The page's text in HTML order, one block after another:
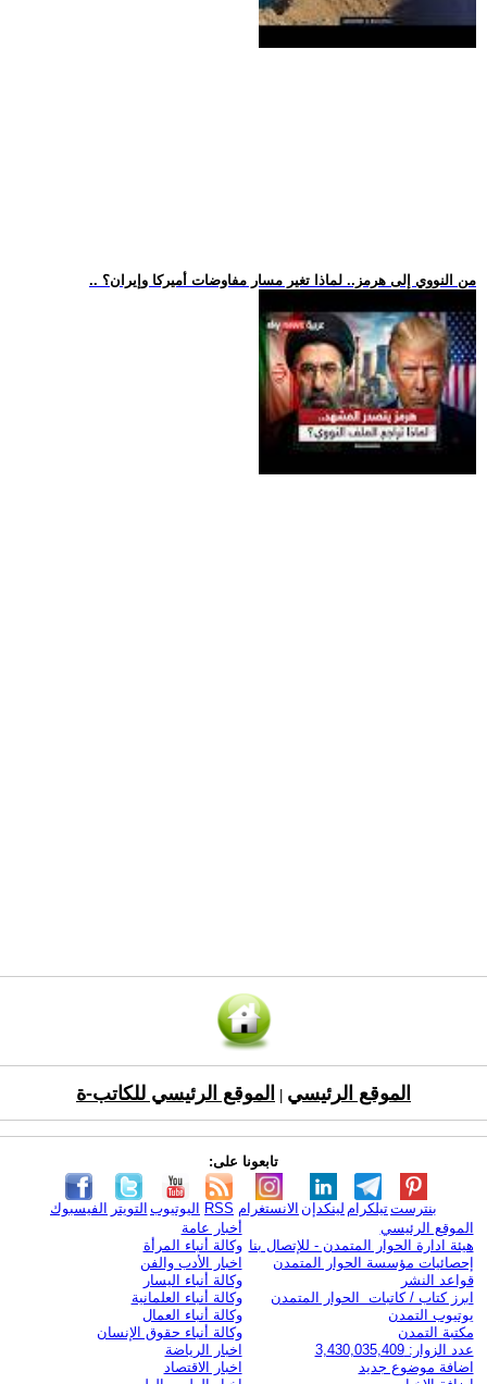
.. من النووي إلى هرمز.. لماذا تغير مسار مفاوضات أميركا وإيران؟
الموقع الرئيسي الموقع الرئيسي للكاتب-ة
تابعونا على:
الفيسبوك التويتر اليوتيوب RSS الانستغرام لينكدإن تيلكرامبنترست
الموقع الرئيسي
هيئة ادارة الحوار المتمدن - للإتصال بنا
إحصائيات مؤسسة الحوار المتمدن
قواعد النشر
ابرز كتاب / كاتبات الحوار المتمدن
يوتيوب التمدن
مكتبة التمدن
عدد الزوار: 3,430,035,409
اضافة موضوع جديد
أخبار عامة
وكالة أنباء المرأة
اخبار الأدب والفن
وكالة أنباء اليسار
وكالة أنباء العلمانية
وكالة أنباء العمال
وكالة أنباء حقوق الإنسان
اخبار الرياضة
اخبار الاقتصاد